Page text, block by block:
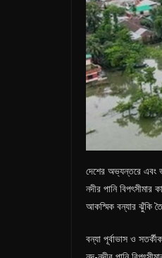
দেশের অভ্যন্তরে এবং
নদীর পানি
আকস্মিক বন্যার ঝুঁকি
বন্যা পূর্বাভাস ও